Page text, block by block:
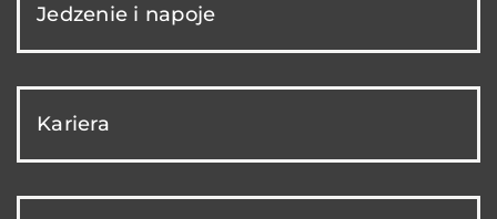
Jedzenie i napoje
Kariera